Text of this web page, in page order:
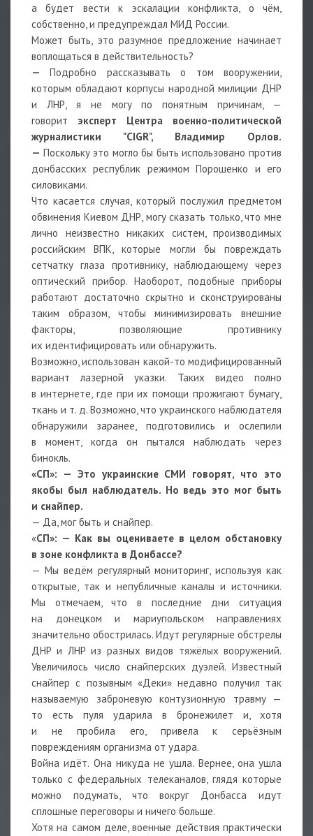
а будет вести к эскалации конфликта, о чём,
собственно, и предупреждал МИД России.
Может быть, это разумное предложение начинает
воплощаться в действительность?
—Подробно рассказывать о том вооружении,
которым обладают корпусы народной милиции ДНР
и ЛНР, я не могу по понятным причинам, —
говорит эксперт Центра военно-политической
журналистики "CIGR", Владимир Орлов.
— Поскольку это могло бы быть использовано против
донбасских республик режимом Порошенко и его
силовиками.
Что касается случая, который послужил предметом
обвинения Киевом ДНР, могу сказать только, что мне
лично неизвестно никаких систем, производимых
российским ВПК, которые могли бы повреждать
сетчатку глаза противнику, наблюдающему через
оптический прибор. Наоборот, подобные приборы
работают достаточно скрытно и сконструированы
таким образом, чтобы минимизировать внешние
факторы, позволяющие противнику
их идентифицировать или обнаружить.
Возможно, использован какой-то модифицированный
вариант лазерной указки. Таких видео полно
в интернете, где при их помощи прожигают бумагу,
ткань и т. д. Возможно, что украинского наблюдателя
обнаружили заранее, подготовились и ослепили
в момент, когда он пытался наблюдать через
бинокль.
«СП»: — Это украинские СМИ говорят, что это
якобы был наблюдатель. Но ведь это мог быть
и снайпер.
— Да, мог быть и снайпер.
«СП»: — Как вы оцениваете в целом обстановку
в зоне конфликта в Донбассе?
— Мы ведём регулярный мониторинг, используя как
открытые, так и непубличные каналы и источники.
Мы отмечаем, что в последние дни ситуация
на донецком и мариупольском направлениях
значительно обострилась. Идут регулярные обстрелы
ДНР и ЛНР из разных видов тяжёлых вооружений.
Увеличилось число снайперских дуэлей. Известный
снайпер с позывным «Деки» недавно получил так
называемую заброневую контузионную травму —
то есть пуля ударила в бронежилет и, хотя
и не пробила его, привела к серьёзным
повреждениям организма от удара.
Война идёт. Она никуда не ушла. Вернее, она ушла
только с федеральных телеканалов, глядя которые
можно подумать, что вокруг Донбасса идут
сплошные переговоры и ничего больше.
Хотя на самом деле, военные действия практически